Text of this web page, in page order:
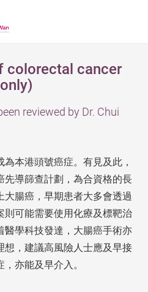
colorectal cancer
reviewed by Dr. Chui
本港頭號癌症。有見及此，
先導篩查計劃，為合資格的長
腸癌，早期患者大多會透過
則可能需要使用化療及標靶治
醫學科技發達，大腸癌手術亦
想，建議高風險人士應及早接
亦能及早介入。